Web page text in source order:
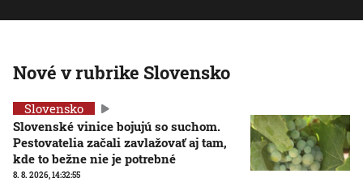
Nové v rubrike Slovensko
Slovensko
Slovenské vinice bojujú so suchom.
Pestovatelia začali zavlažovať aj tam,
kde to bežne nie je potrebné
8. 8. 2026, 14:32:55